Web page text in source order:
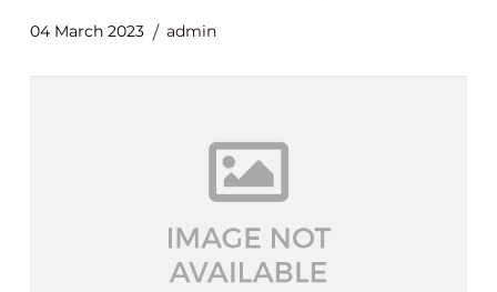
04 March 2023 admin